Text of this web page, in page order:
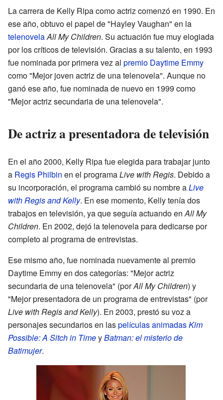
La carrera de Kelly Ripa como actriz comenzó en 1990. En
ese año, obtuvo el papel de "Hayley Vaughan" en la
telenovelaAll My Children. Su actuación fue muy elogiada
por los críticos de televisión. Gracias a su talento, en 1993
fue nominada por primera vez al premio Daytime Emmy
como "Mejor joven actriz de una telenovela". Aunque no
ganó ese año, fue nominada de nuevo en 1999 como
"Mejor actriz secundaria de una telenovela".
De actriz a presentadora de televisión
En el año 2000, Kelly Ripa fue elegida para trabajar junto
a Regis Philbin en el programaLive with Regis. Debido a
su incorporación, el programa cambió su nombre aLive
with Regis and Kelly. En ese momento, Kelly tenía dos
trabajos en televisión, ya que seguía actuando enAll My
Children. En 2002, dejó la telenovela para dedicarse por
completo al programa de entrevistas.
Ese mismo año, fue nominada nuevamente al premio
Daytime Emmy en dos categorías: "Mejor actriz
secundaria de una telenovela" (porAll My Children) y
"Mejor presentadora de un programa de entrevistas" (por
Live with Regis and Kelly). En 2003, prestó su voz a
personajes secundarios en laspelículas animadasKim
Possible: A Sitch in TimeyBatman: el misterio de
Batimujer.